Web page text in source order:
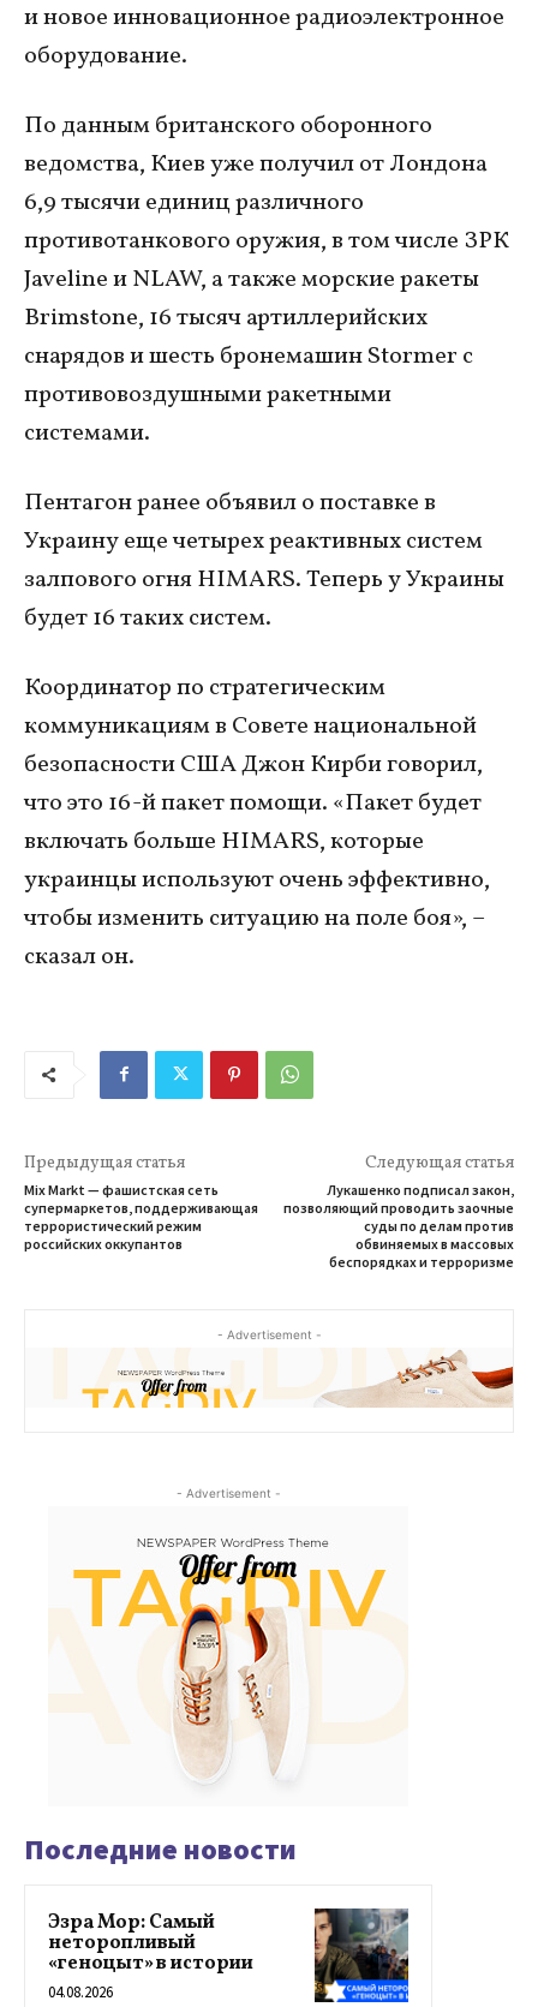
и новое инновационное радиоэлектронное
оборудование.
По данным британского оборонного
ведомства, Киев уже получил от Лондона
6,9 тысячи единиц различного
противотанкового оружия, в том числе ЗРК
Javeline и NLAW, а также морские ракеты
Brimstone, 16 тысяч артиллерийских
снарядов и шесть бронемашин Stormer с
противовоздушными ракетными
системами.
Пентагон ранее объявил о поставке в
Украину еще четырех реактивных систем
залпового огня HIMARS. Теперь у Украины
будет 16 таких систем.
Координатор по стратегическим
коммуникациям в Совете национальной
безопасности США Джон Кирби говорил,
что это 16-й пакет помощи. «Пакет будет
включать больше HIMARS, которые
украинцы используют очень эффективно,
чтобы изменить ситуацию на поле боя», –
сказал он.
Предыдущая статья
Mix Markt — фашистская сеть
супермаркетов, поддерживающая
террористический режим
российских оккупантов
Следующая статья
Лукашенко подписал закон,
позволяющий проводить заочные
суды по делам против
обвиняемых в массовых
беспорядках и терроризме
- Advertisement -
- Advertisement -
Последние новости
Эзра Мор: Самый
неторопливый
«геноцыт» в истории
04.08.2026